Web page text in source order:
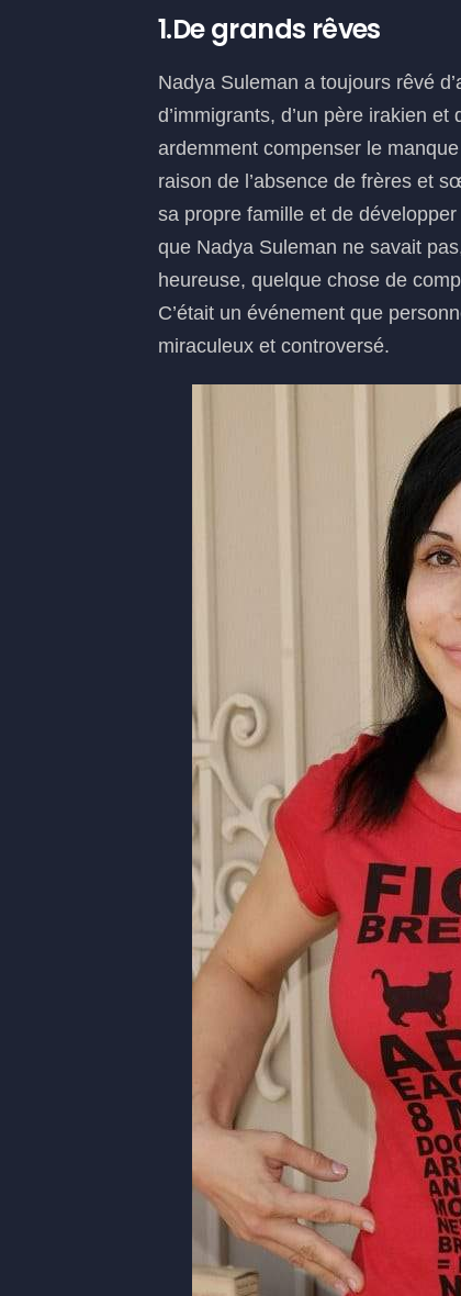
1.De grands rêves
Nadya Suleman a toujours rêvé
d’immigrants, d’un père irakien
ardemment compenser le
raison de l’absence de frères et
sa propre famille et de
que Nadya Suleman ne savait
heureuse, quelque chose de
C’était un événement que
miraculeux et controversé.